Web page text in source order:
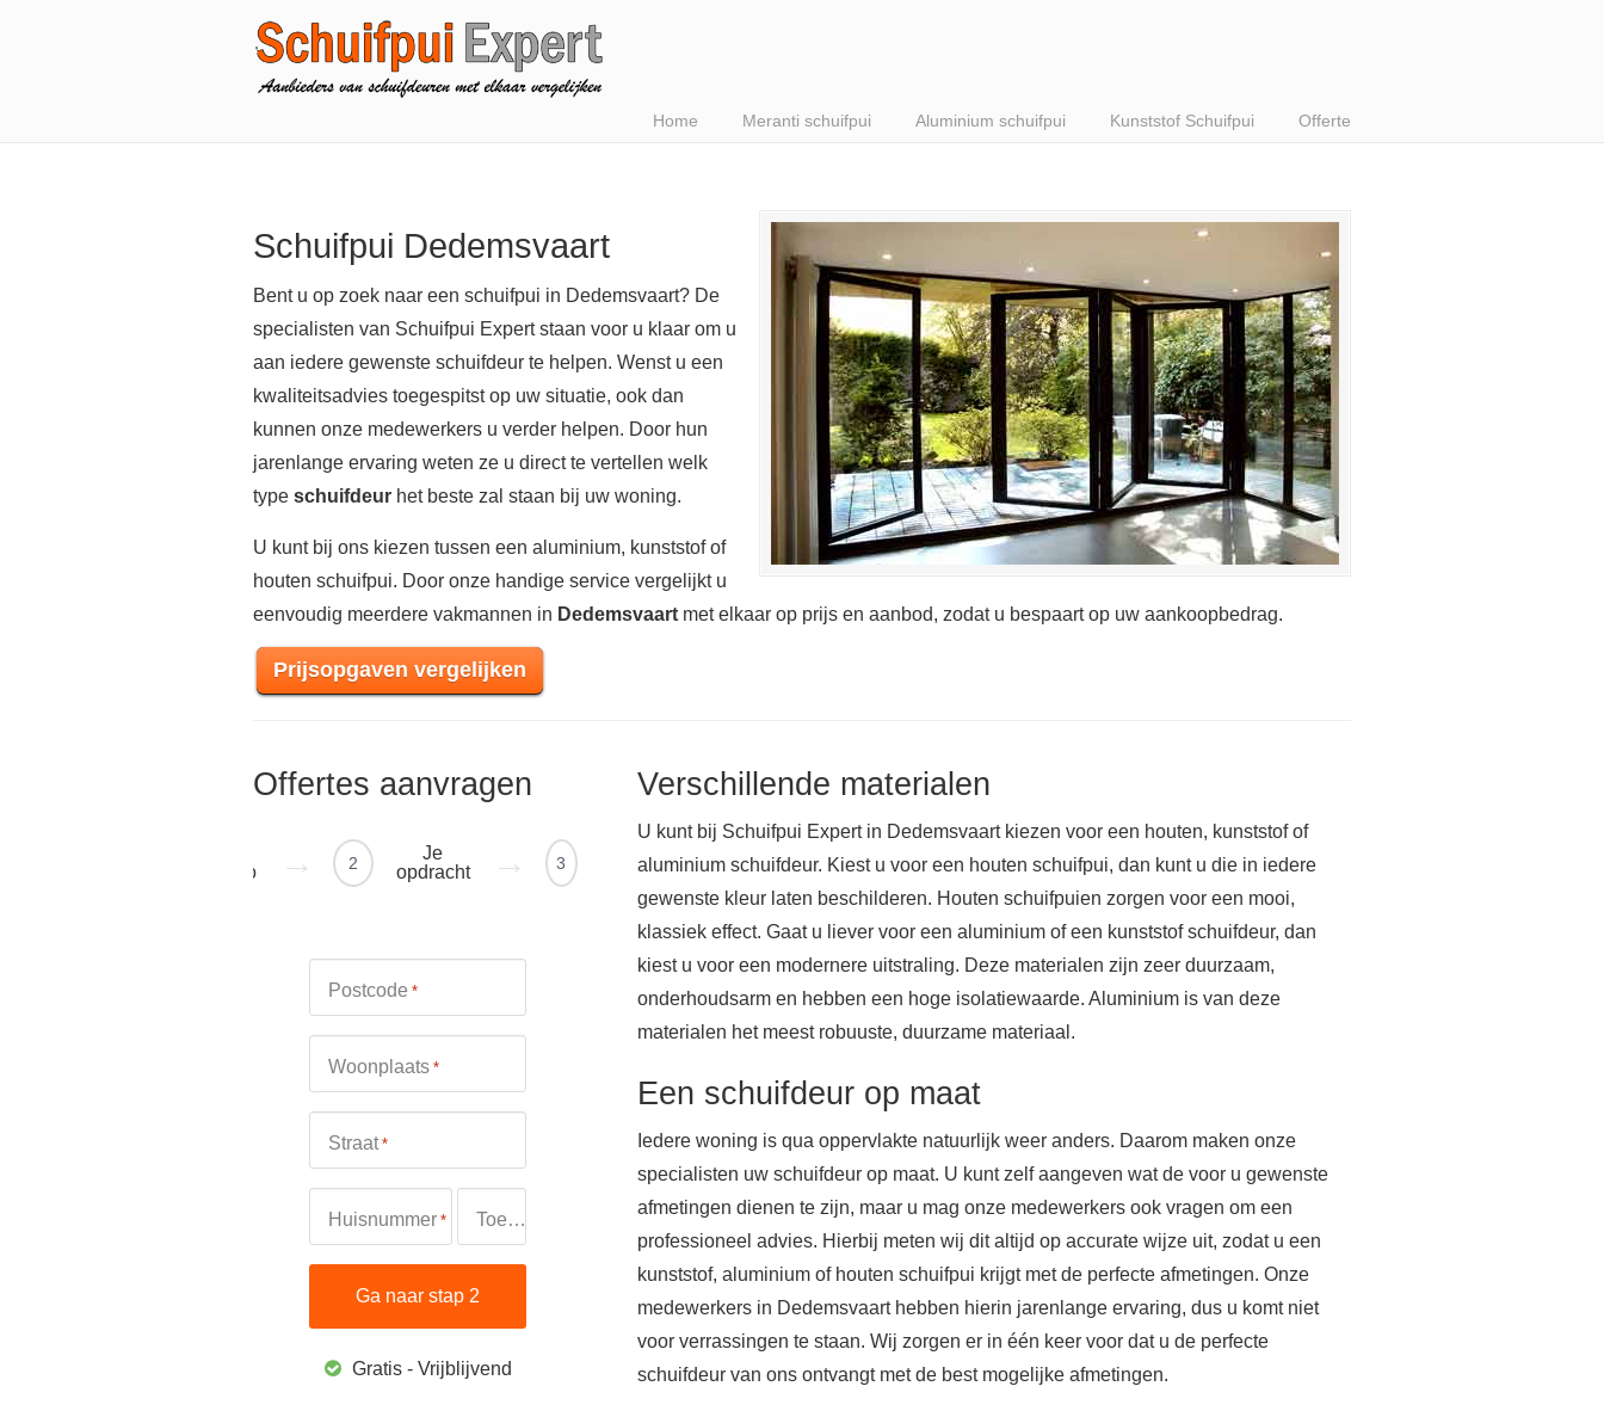
Home Meranti schuifpui Aluminium schuifpui Kunststof Schuifpui Offerte
Schuifpui Dedemsvaart
Bent u op zoek naar een schuifpui in Dedemsvaart? De
specialisten van Schuifpui Expert staan voor u klaar om u
aan iedere gewenste schuifdeur te helpen. Wenst u een
kwaliteitsadvies toegespitst op uw situatie, ook dan
kunnen onze medewerkers u verder helpen. Door hun
jarenlange ervaring weten ze u direct te vertellen welk
type schuifdeur het beste zal staan bij uw woning.
U kunt bij ons kiezen tussen een aluminium, kunststof of
houten schuifpui. Door onze handige service vergelijkt u
eenvoudig meerdere vakmannen in Dedemsvaart met elkaar op prijs en aanbod, zodat u bespaart op uw aankoopbedrag.
Prijsopgaven vergelijken
Offertes aanvragen
regio
2
Je
opdracht
3
Ontvang
offertes
Postcode *
Woonplaats *
Straat *
Huisnummer * Toevoeging
Gratis - Vrijblijvend
Verschillende materialen
U kunt bij Schuifpui Expert in Dedemsvaart kiezen voor een houten, kunststof of
aluminium schuifdeur. Kiest u voor een houten schuifpui, dan kunt u die in iedere
gewenste kleur laten beschilderen. Houten schuifpuien zorgen voor een mooi,
klassiek effect. Gaat u liever voor een aluminium of een kunststof schuifdeur, dan
kiest u voor een modernere uitstraling. Deze materialen zijn zeer duurzaam,
onderhoudsarm en hebben een hoge isolatiewaarde. Aluminium is van deze
materialen het meest robuuste, duurzame materiaal.
Een schuifdeur op maat
Iedere woning is qua oppervlakte natuurlijk weer anders. Daarom maken onze
specialisten uw schuifdeur op maat. U kunt zelf aangeven wat de voor u gewenste
afmetingen dienen te zijn, maar u mag onze medewerkers ook vragen om een
professioneel advies. Hierbij meten wij dit altijd op accurate wijze uit, zodat u een
kunststof, aluminium of houten schuifpui krijgt met de perfecte afmetingen. Onze
medewerkers in Dedemsvaart hebben hierin jarenlange ervaring, dus u komt niet
voor verrassingen te staan. Wij zorgen er in één keer voor dat u de perfecte
schuifdeur van ons ontvangt met de best mogelijke afmetingen.